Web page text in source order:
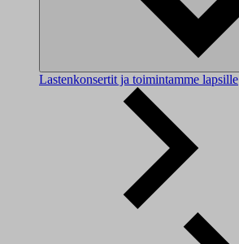
Lastenkonsertit ja toimintamme lapsille